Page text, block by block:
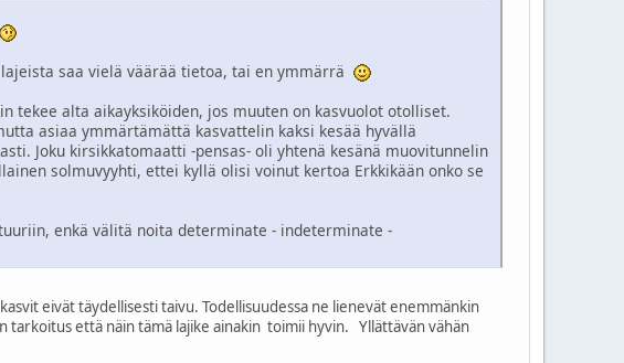
saa vielä väärää tietoa, tai en ymmärrä
tekee alta aikayksiköiden, jos muuten on kasvuolot otolliset.
asiaa ymmärtämättä kasvattelin kaksi kesää hyvällä
Joku kirsikkatomaatti -pensas- oli yhtenä kesänä muovitunnelin
solmuvyyhti, ettei kyllä olisi voinut kertoa Erkkikään onko se
enkä välitä noita determinate - indeterminate -
eivät täydellisesti taivu. Todellisuudessa ne lienevät enemmänkin
tarkoitus että näin tämä lajike ainakin toimii hyvin. Yllättävän vähän